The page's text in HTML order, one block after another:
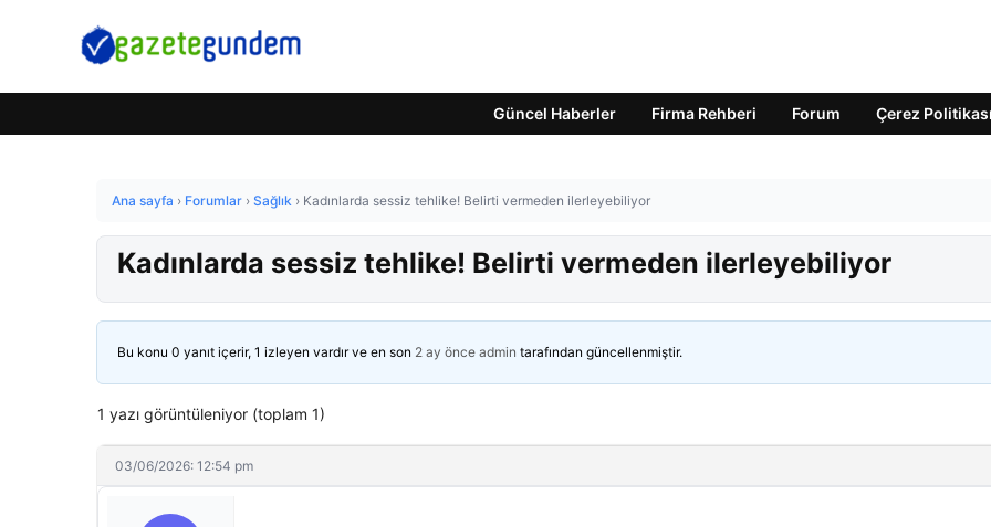
Güncel Haberler Firma Rehberi Forum Çerez Politikası
Ana sayfa › Forumlar › Sağlık › Kadınlarda sessiz tehlike! Belirti vermeden ilerleyebiliyor
Kadınlarda sessiz tehlike! Belirti vermeden ilerleyebiliyor
Bu konu 0 yanıt içerir, 1 izleyen vardır ve en son 2 ay önce admin tarafından güncellenmiştir.
1 yazı görüntüleniyor (toplam 1)
03/06/2026: 12:54 pm